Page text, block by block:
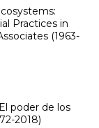
Practices in
(1963-
poder de los
2018)